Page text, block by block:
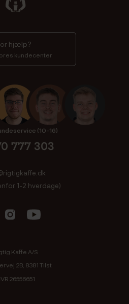
hjælp?
kundecenter
(10-16)
777 303
1-2 hverdage)
Kaffe A/S
2B, 8381 Tilst
26556651